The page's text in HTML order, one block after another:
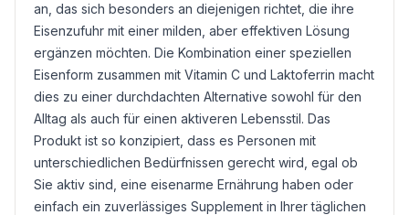
an, das sich besonders an diejenigen richtet, die ihre
Eisenzufuhr mit einer milden, aber effektiven Lösung
ergänzen möchten. Die Kombination einer speziellen
Eisenform zusammen mit Vitamin C und Laktoferrin macht
dies zu einer durchdachten Alternative sowohl für den
Alltag als auch für einen aktiveren Lebensstil. Das
Produkt ist so konzipiert, dass es Personen mit
unterschiedlichen Bedürfnissen gerecht wird, egal ob
Sie aktiv sind, eine eisenarme Ernährung haben oder
einfach ein zuverlässiges Supplement in Ihrer täglichen